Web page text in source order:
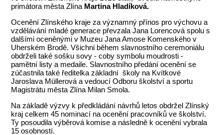
primátora města Zlína Martina Hladíková.
Ocenění Zlínského kraje za významný přínos pro výchovu a
vzdělávání mladé generace převzala Jana Lorencová spolu s
dalšími oceněnými v Muzeu Jana Amose Komenského v
Uherském Brodě. Všichni během slavnostního ceremoniálu
obdrželi také sošku sovy - coby symbolu moudrosti -
pamětní listy a medaile. Slavnostního předání ocenění se
zúčastnila také ředitelka základní školy na Kvítkové
Jaroslava Müllerová a vedoucí Odboru školství a sportu
Magistrátu města Zlína Milan Smola.
Na základě výzvy k předkládání návrhů letos obdržel Zlínský
kraj celkem 45 nominací na ocenění pracovníků ve školství.
Ty posoudila výběrová komise a následně k ocenění vybrala
15 osobností.